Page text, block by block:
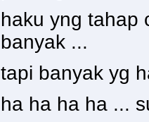
haku yng tahap
banyak ...
tapi banyak yg
ha ha ha ha ...